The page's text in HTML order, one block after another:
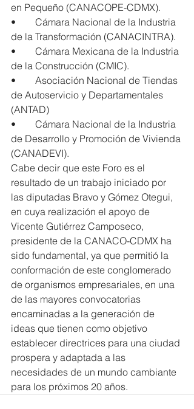
en Pequeño (CANACOPE-CDMX).
•        Cámara Nacional de la Industria
de la Transformación (CANACINTRA).
•        Cámara Mexicana de la Industria
de la Construcción (CMIC).
•        Asociación Nacional de Tiendas
de Autoservicio y Departamentales
(ANTAD)
•        Cámara Nacional de la Industria
de Desarrollo y Promoción de Vivienda
(CANADEVI).
Cabe decir que este Foro es el
resultado de un trabajo iniciado por
las diputadas Bravo y Gómez Otegui,
en cuya realización el apoyo de
Vicente Gutiérrez Camposeco,
presidente de la CANACO-CDMX ha
sido fundamental, ya que permitió la
conformación de este conglomerado
de organismos empresariales, en una
de las mayores convocatorias
encaminadas a la generación de
ideas que tienen como objetivo
establecer directrices para una ciudad
prospera y adaptada a las
necesidades de un mundo cambiante
para los próximos 20 años.